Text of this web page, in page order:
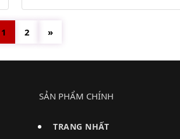
1 2 »
SẢN PHẨM CHÍNH
TRANG NHẤT